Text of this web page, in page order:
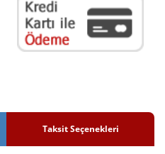
Taksit Seçenekleri